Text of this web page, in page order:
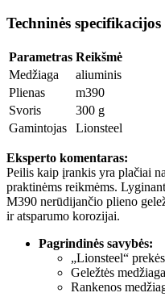
Techninės specifikacijos
Parametras Reikšmė
Medžiaga
aliuminis
Plienas
m390
Svoris
300 g
Gamintojas
Lionsteel
Eksperto komentaras:
Peilis kaip įrankis yra plačiai
praktinėms reikmėms.
M390 nerūdijančio plieno
ir atsparumo korozijai.
Pagrindinės savybės:
„Lionsteel“
Geležtės
Rankenos